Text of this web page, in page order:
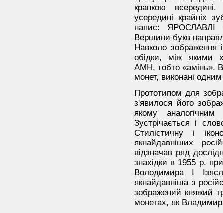
крапкою
усередині крайніх
напис: ЯРОСЛАВЛІ
Вершини букв
Навколо зображення
обідки, між якими
АМН, тобто «амінь».
монет, виконані
Прототипом для
з'явилося його
якому
Зустрічається і
Стилістичну і
якнайдавніших
відзначав ряд
знахідки в 1955 р.
Володимира I
якнайдавніша з
зображений княжий
монетах, як